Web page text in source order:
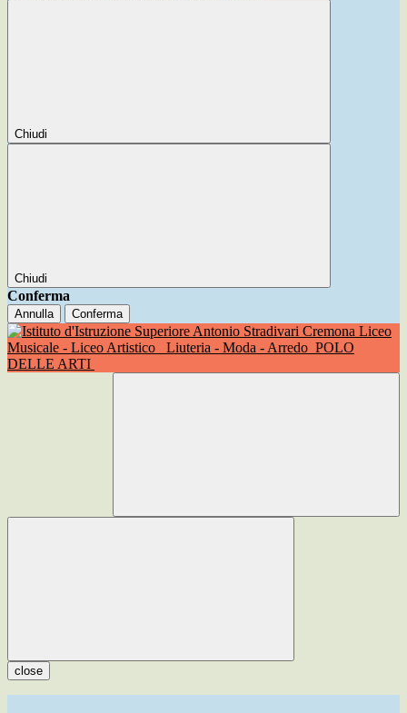
Chiudi
Chiudi
Conferma
Annulla Conferma
Liceo
Musicale - Liceo Artistico
Liuteria - Moda - Arredo POLO
DELLE ARTI
close